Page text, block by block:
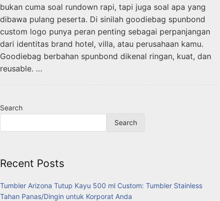
bukan cuma soal rundown rapi, tapi juga soal apa yang
dibawa pulang peserta. Di sinilah goodiebag spunbond
custom logo punya peran penting sebagai perpanjangan
dari identitas brand hotel, villa, atau perusahaan kamu.
Goodiebag berbahan spunbond dikenal ringan, kuat, dan
reusable. …
Search
Search
Recent Posts
Tumbler Arizona Tutup Kayu 500 ml Custom: Tumbler Stainless
Tahan Panas/Dingin untuk Korporat Anda